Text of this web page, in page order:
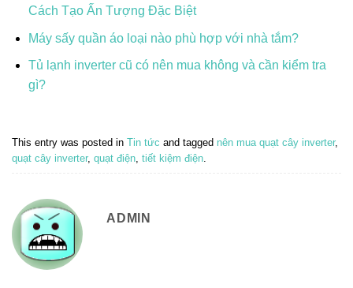
Cách Tạo Ấn Tượng Đặc Biệt
Máy sấy quần áo loại nào phù hợp với nhà tắm?
Tủ lạnh inverter cũ có nên mua không và cần kiểm tra
gì?
This entry was posted in Tin tức and tagged nên mua quạt cây inverter,
quạt cây inverter, quạt điện, tiết kiệm điện.
ADMIN